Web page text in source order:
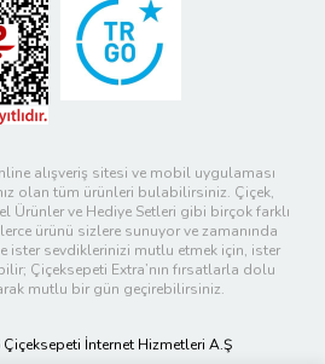
alışveriş sitesi ve mobil uygulaması
olan tüm ürünleri bulabilirsiniz. Çiçek,
Ürünler ve Hediye Setleri gibi birçok farklı
ürünü sizlere sunuyor ve zamanında
ister sevdiklerinizi mutlu etmek için, ister
Çiçeksepeti Extra’nın fırsatlarla dolu
mutlu bir gün geçirebilirsiniz.
İnternet Hizmetleri A.Ş